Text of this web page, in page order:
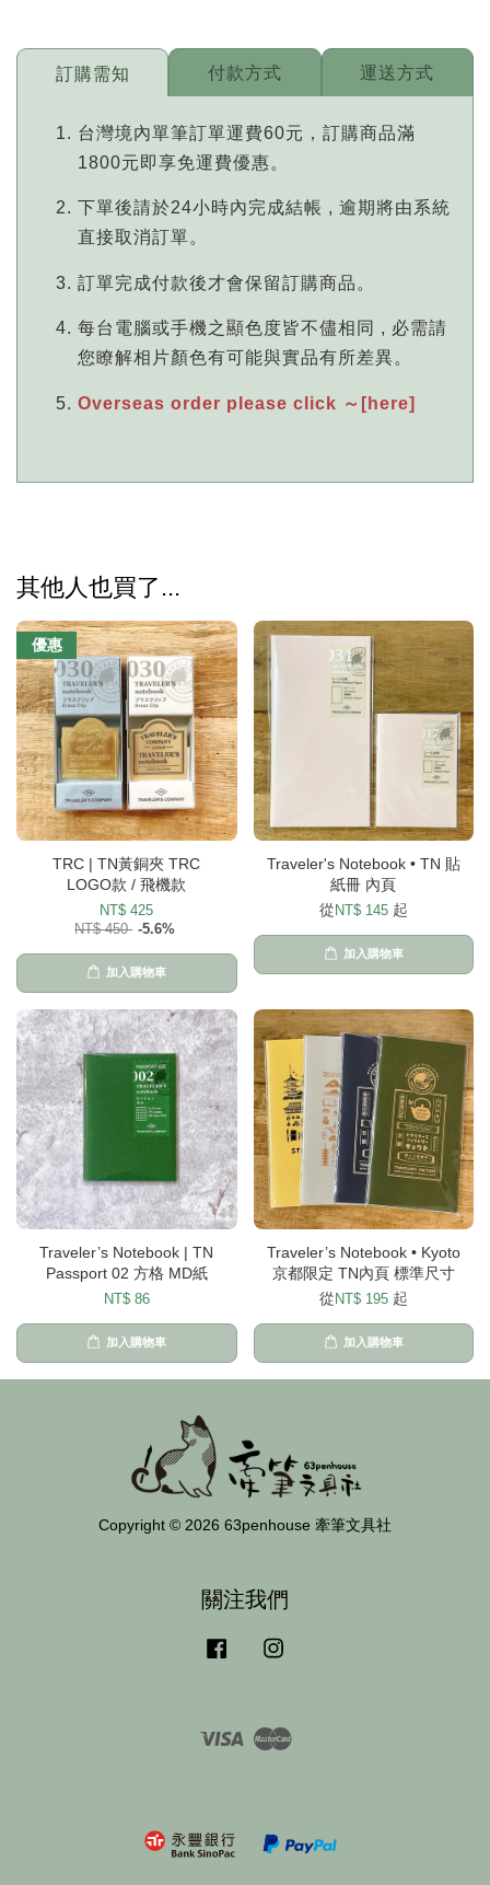
訂購需知
台灣境內單筆訂單運費60元，訂購商品滿
1800元即享免運費優惠。
下單後請於24小時內完成結帳 , 逾期將由系統
直接取消訂單。
訂單完成付款後才會保留訂購商品。
每台電腦或手機之顯色度皆不儘相同 , 必需請
您瞭解相片顏色有可能與實品有所差異。
Overseas order please click ～[here]
付款方式 運送方式
其他人也買了...
優惠
TRC | TN黃銅夾 TRC
LOGO款 / 飛機款
NT$ 425
NT$ 450 -5.6%
加入購物車
Traveler's Notebook • TN 貼
紙冊 內頁
從 NT$ 145 起
加入購物車
Traveler’s Notebook | TN
Passport 02 方格 MD紙
NT$ 86
加入購物車
Traveler’s Notebook • Kyoto
京都限定 TN內頁 標準尺寸
從 NT$ 195 起
加入購物車
Copyright © 2026 63penhouse 牽筆文具社
關注我們
Facebook
Visa Master